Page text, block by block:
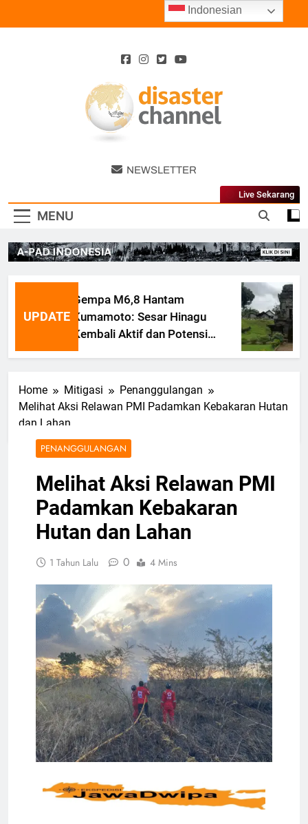
Disaster
Channel
NEWSLETTER
MENU
Live Sekarang
UPDATE
Gempa M6,8 Hantam
Kumamoto: Sesar Hinagu
Kembali Aktif dan Potensi
Gempa Susulan
Home Mitigasi
Penanggulangan
Melihat Aksi Relawan PMI Padamkan Kebakaran Hutan
dan Lahan
PENANGGULANGAN
Melihat Aksi Relawan PMI
Padamkan Kebakaran
Hutan dan Lahan
1 Tahun Lalu 0 4 Mins
Indonesian